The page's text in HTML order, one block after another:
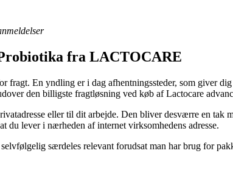
fra LACTOCARE
En yndling er i dag afhentningssteder, som giver
den billigste fragtløsning ved køb af Lactocare
eller til dit arbejde. Den bliver desværre en tak
du lever i nærheden af internet virksomhedens adresse.
særdeles relevant forudsat man har brug for